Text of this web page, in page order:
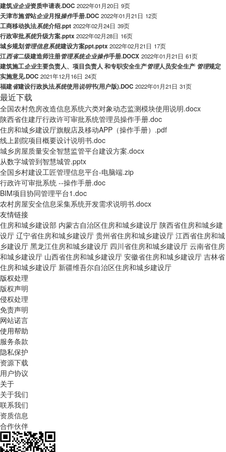
建筑业企业资质申请表.DOC 2022年01月20日 9页
天津市施管站企业月报操作手册.DOC 2022年01月21日 12页
工商移动执法系统介绍.ppt 2022年02月24日 39页
行政审批系统升级方案.pptx 2022年02月28日 16页
城乡规划管理信息系统建设方案ppt.pptx 2022年02月21日 17页
江西省二级建造师注册管理系统企业操作手册.DOCX 2022年01月21日 61页
建筑施工企业主要负责人、项目负责人 和专职安全生产管理人员安全生产 管理规定
实施意见.DOC 2021年12月16日 24页
福建省建设行政执法系统使用说明书(用户版).DOC 2022年01月21日 31页
最近下载
全国农村危房改造信息系统六类对象动态监测模块使用说明.docx
陕西省住建厅行政许可审批系统管理员操作手册.doc
住房和城乡建设厅旗舰店及移动APP（操作手册）.pdf
线上剧院项目概要设计说明书.doc
城乡房屋质量安全智慧监管平台建设方案.docx
从数字城管到智慧城管.pptx
全国乡村建设工匠管理信息平台-电脑端.zip
行政许可审批系统 --操作手册.doc
BIM项目协同管理平台1.doc
农村房屋安全信息采集系统开发需求说明书.docx
友情链接
住房和城乡建设部 内蒙古自治区住房和城乡建设厅 陕西省住房和城乡建
设厅 辽宁省住房和城乡建设厅 贵州省住房和城乡建设厅 江西省住房和城
乡建设厅 黑龙江住房和城乡建设厅 四川省住房和城乡建设厅 云南省住房
和城乡建设厅 山西省住房和城乡建设厅 安徽省住房和城乡建设厅 吉林省
住房和城乡建设厅 新疆维吾尔自治区住房和城乡建设厅
版权处理
版权声明
侵权处理
免责声明
网站诺言
使用帮助
服务条款
隐私保护
资源下载
用户协议
关于
关于我们
联系我们
资质信息
合作伙伴